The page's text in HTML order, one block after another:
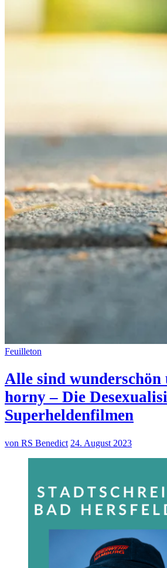
Feuilleton
Alle sind wunderschön
horny – Die
Superheldenfilmen
von RS Benedict 24. August 2023